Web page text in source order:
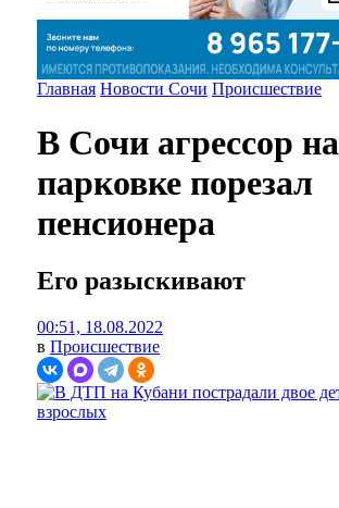
Главная Новости Сочи Происшествие
В Сочи агрессор на
парковке порезал
пенсионера
Его разыскивают
00:51, 18.08.2022
в Происшествие